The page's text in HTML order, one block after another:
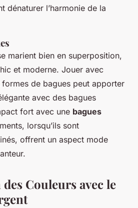
dénaturer l’harmonie de la
marient bien en superposition,
et moderne. Jouer avec
de bagues peut apporter
avec des bagues
fort avec une bagues
lorsqu’ils sont
offrent un aspect mode
Couleurs avec le